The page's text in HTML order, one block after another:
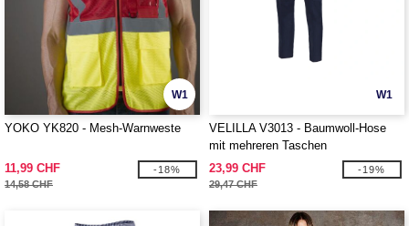
W1
YOKO YK820 - Mesh-Warnweste
11,99 CHF
14,58 CHF
-18%
W1
VELILLA V3013 - Baumwoll-Hose
mit mehreren Taschen
23,99 CHF
29,47 CHF
-19%